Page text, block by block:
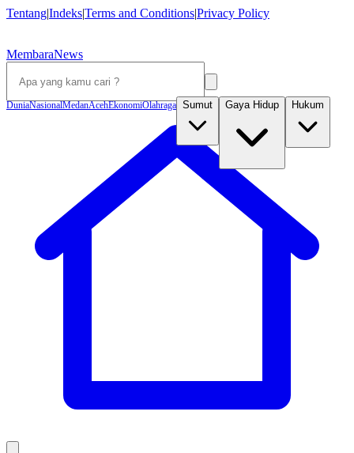
Tentang|Indeks|Terms and Conditions|Privacy Policy
MembaraNews
DuniaNasionalMedanAcehEkonomiOlahraga Sumut Gaya Hidup Hukum